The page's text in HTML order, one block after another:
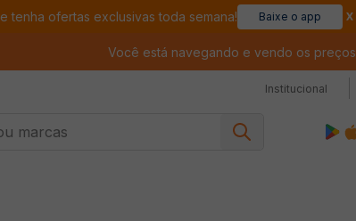
e tenha ofertas exclusivas toda semana! Baixe o app
Você está navegando e vendo os
Institucional